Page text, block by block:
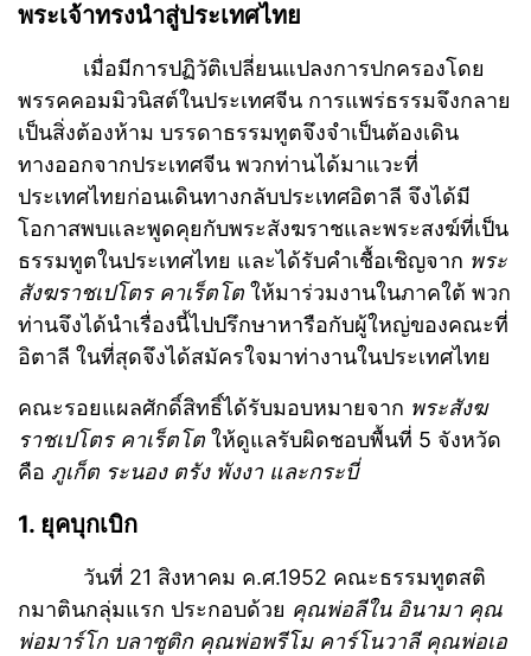
พระเจ้าทรงนำสู่ประเทศไทย
เมื่อมีการปฏิวัติเปลี่ยนแปลงการปกครองโดย
พรรคคอมมิวนิสต์ในประเทศจีน การแพร่ธรรมจึงกลาย
เป็นสิ่งต้องห้าม บรรดาธรรมทูตจึงจำเป็นต้องเดิน
ทางออกจากประเทศจีน พวกท่านได้มาแวะที่
ประเทศไทยก่อนเดินทางกลับประเทศอิตาลี จึงได้มี
โอกาสพบและพูดคุยกับพระสังฆราชและพระสงฆ์ที่เป็น
ธรรมทูตในประเทศไทย และได้รับคำเชื้อเชิญจาก พระ
สังฆราชเปโตร คาเร็ตโต ให้มาร่วมงานในภาคใต้ พวก
ท่านจึงได้นำเรื่องนี้ไปปรึกษาหารือกับผู้ใหญ่ของคณะที่
อิตาลี ในที่สุดจึงได้สมัครใจมาท่างานในประเทศไทย
คณะรอยแผลศักดิ์สิทธิ์ได้รับมอบหมายจาก พระสังฆ
ราชเปโตร คาเร็ตโต ให้ดูแลรับผิดชอบพื้นที่ 5 จังหวัด
คือ ภูเก็ต ระนอง ตรัง พังงา และกระบี่
1. ยุคบุกเบิก
วันที่ 21 สิงหาคม ค.ศ.1952 คณะธรรมทูตสติ
กมาตินกลุ่มแรก ประกอบด้วย คุณพ่อลีใน อินามา คุณ
พ่อมาร์โก บลาซูติก คุณพ่อพรีโม คาร์โนวาลี คุณพ่อเอ